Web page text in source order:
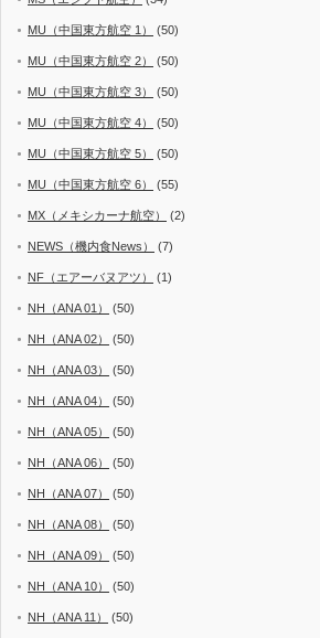
MU（中国東方航空 1） (50)
MU（中国東方航空 2） (50)
MU（中国東方航空 3） (50)
MU（中国東方航空 4） (50)
MU（中国東方航空 5） (50)
MU（中国東方航空 6） (55)
MX（メキシカーナ航空） (2)
NEWS（機内食News） (7)
NF（エアーバヌアツ） (1)
NH（ANA 01） (50)
NH（ANA 02） (50)
NH（ANA 03） (50)
NH（ANA 04） (50)
NH（ANA 05） (50)
NH（ANA 06） (50)
NH（ANA 07） (50)
NH（ANA 08） (50)
NH（ANA 09） (50)
NH（ANA 10） (50)
NH（ANA 11） (50)